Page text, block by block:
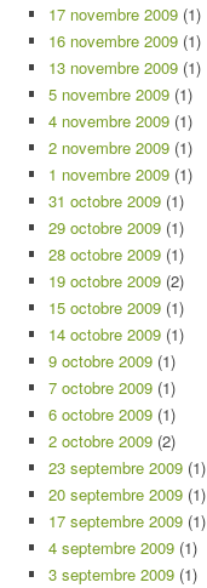
17 novembre 2009 (1)
16 novembre 2009 (1)
13 novembre 2009 (1)
5 novembre 2009 (1)
4 novembre 2009 (1)
2 novembre 2009 (1)
1 novembre 2009 (1)
31 octobre 2009 (1)
29 octobre 2009 (1)
28 octobre 2009 (1)
19 octobre 2009 (2)
15 octobre 2009 (1)
14 octobre 2009 (1)
9 octobre 2009 (1)
7 octobre 2009 (1)
6 octobre 2009 (1)
2 octobre 2009 (2)
23 septembre 2009 (1)
20 septembre 2009 (1)
17 septembre 2009 (1)
4 septembre 2009 (1)
3 septembre 2009 (1)